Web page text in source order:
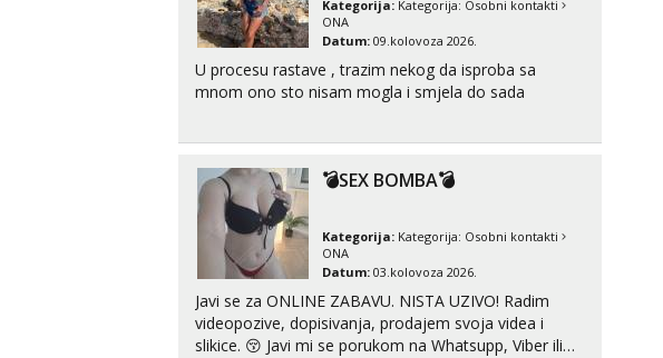
Tel:
tel:0,93€ - mob:1,12€ min
Lili
tel:0,93€ - mob:1,12€ min
Obavijesti me kada se oslobodi
Zara
Čekam tvoj poziv!
Tel:
tel:0,93€ - mob:1,12€ min
Anđela
Kategorija: Kategorija: Osobni kontakti
ONA
Datum: 09.kolovoza 2026.
U procesu rastave , trazim nekog da isproba sa
mnom ono sto nisam mogla i smjela do sada
💣SEX BOMBA💣
Kategorija: Kategorija: Osobni kontakti
ONA
Datum: 03.kolovoza 2026.
Javi se za ONLINE ZABAVU. NISTA UZIVO! Radim
videopozive, dopisivanja, prodajem svoja videa i
slikice. 😚 Javi mi se porukom na Whatsupp, Viber ili